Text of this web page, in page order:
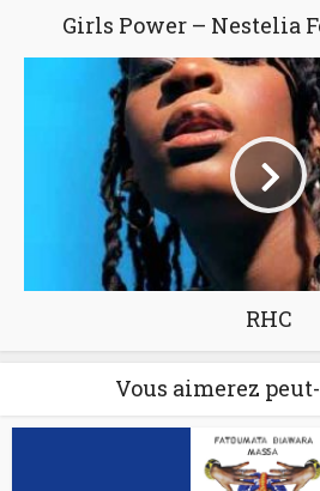
Girls Power – Nestelia
RHC
Vous aimerez